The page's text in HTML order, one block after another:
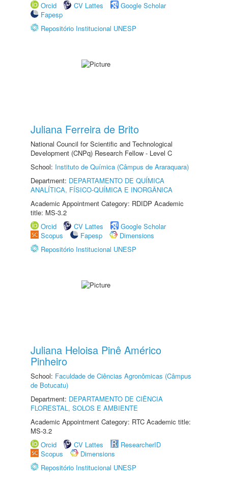
Orcid
CV Lattes
Google Scholar
Fapesp
Repositório Institucional UNESP
Juliana Ferreira de Brito
National Council for Scientific and Technological
Development (CNPq) Research Fellow - Level C
School: Instituto de Química (Câmpus de Araraquara)
Department: DEPARTAMENTO DE QUÍMICA
ANALÍTICA, FÍSICO-QUÍMICA E INORGÂNICA
Academic Appointment Category: RDIDP Academic
title: MS-3.2
Orcid
CV Lattes
Google Scholar
Scopus
Fapesp
Dimensions
Repositório Institucional UNESP
Juliana Heloisa Pinê Américo
Pinheiro
School: Faculdade de Ciências Agronômicas (Câmpus
de Botucatu)
Department: DEPARTAMENTO DE CIÊNCIA
FLORESTAL, SOLOS E AMBIENTE
Academic Appointment Category: RTC Academic title:
MS-3.2
Orcid
CV Lattes
ResearcherID
Scopus
Dimensions
Repositório Institucional UNESP